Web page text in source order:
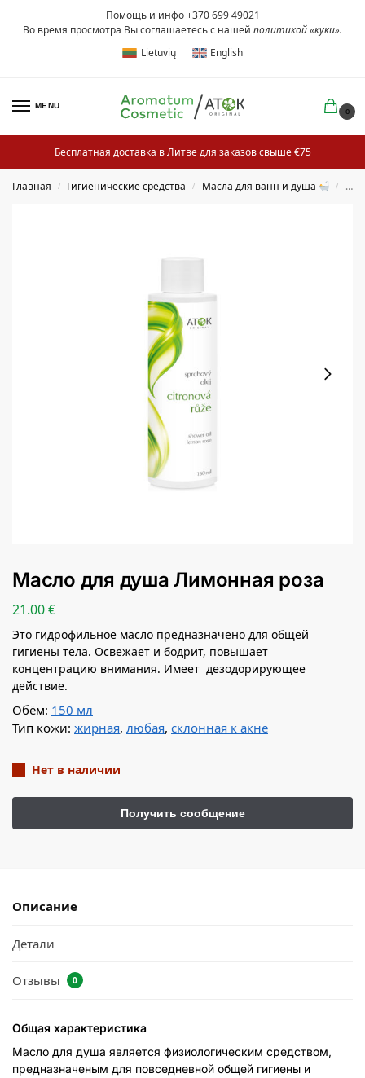
Помощь и инфо +370 699 49021
Во время просмотра Вы соглашаетесь с нашей политикой «куки».
Lietuvių
English
MENU
0
Бесплатная доставка в Литве для заказов свыше €75
Главная / Гигиенические средства / Масла для ванн и душа /
Масло для душа Лимонная роза
21.00€
Это гидрофильное масло предназначено для общей
гигиены тела. Oсвежает и бодрит, повышает
концентрацию внимания. Имеет дезодорирующее
действие.
Обём: 150 мл
Тип кожи: жирная, любая, склонная к акне
Нет в наличии
Описание
Детали
Отзывы 0
Общая характеристика
Масло для душа является физиологическим средством,
предназначеным для повседневной общей гигиены и